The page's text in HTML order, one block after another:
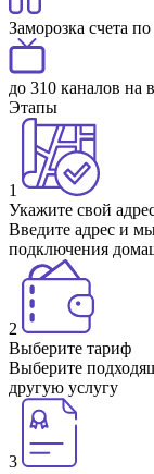
Заморозка счета по
до 310 каналов на
Этапы
1
Укажите свой
Введите адрес и
подключения
2
Выберите тариф
Выберите
другую услугу
3